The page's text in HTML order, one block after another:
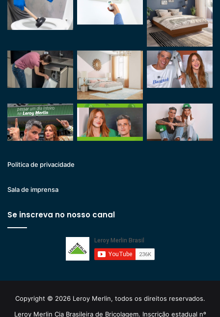
Politica de privacidade
Sala de imprensa
Se inscreva no nosso canal
Copyright © 2026 Leroy Merlin, todos os direitos reservados.
Leroy Merlin Cia Brasileira de Bricolagem. Inscrição estadual nº